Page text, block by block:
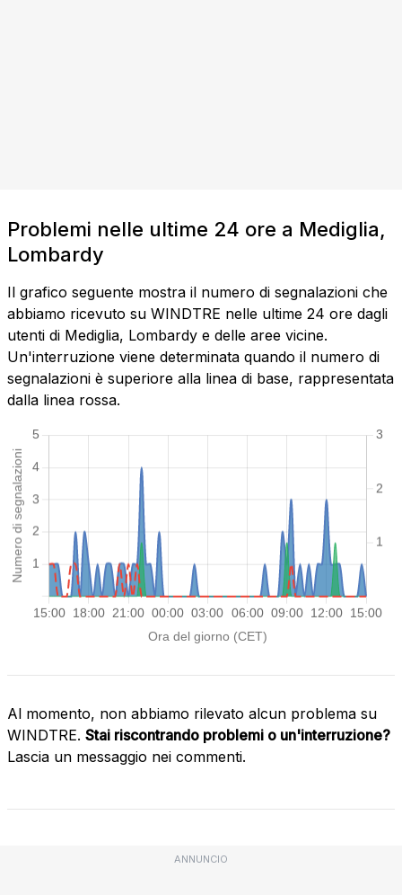
Problemi nelle ultime 24 ore a Mediglia,
Lombardy
Il grafico seguente mostra il numero di segnalazioni che
abbiamo ricevuto su WINDTRE nelle ultime 24 ore dagli
utenti di Mediglia, Lombardy e delle aree vicine.
Un'interruzione viene determinata quando il numero di
segnalazioni è superiore alla linea di base, rappresentata
dalla linea rossa.
Al momento, non abbiamo rilevato alcun problema su
WINDTRE. Stai riscontrando problemi o un'interruzione?
Lascia un messaggio nei commenti.
ANNUNCIO